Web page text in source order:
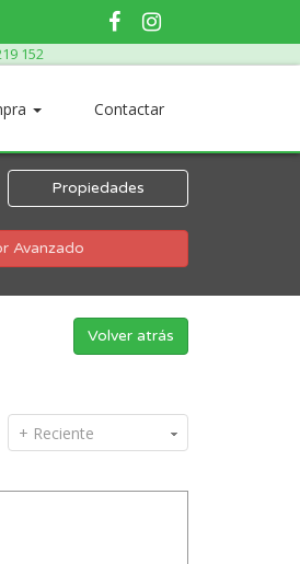
152
Contactar
Propiedades
Avanzado
Volver atrás
+ Reciente